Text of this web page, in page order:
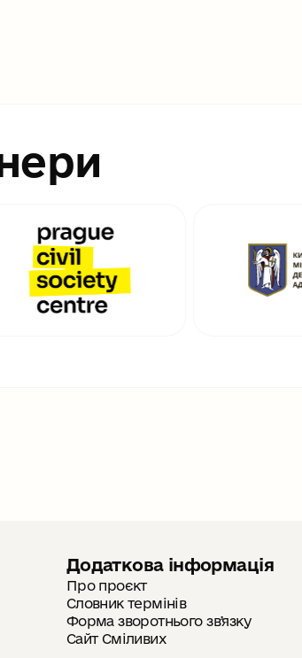
Додаткова інформація
Про проєкт
Словник термінів
Форма зворотнього звʼязку
Сайт Сміливих